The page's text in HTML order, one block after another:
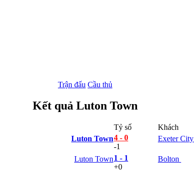
Bắc Ireland
Bỉ
Croatia
Gibralta
Hy Lạp
Iceland
Trận đấu Cầu thủ
Kết quả Luton Town
Tỷ số Khách
Luton Town4 - 0
-1
Exeter City
Luton Town1 - 1
+0
Bolton